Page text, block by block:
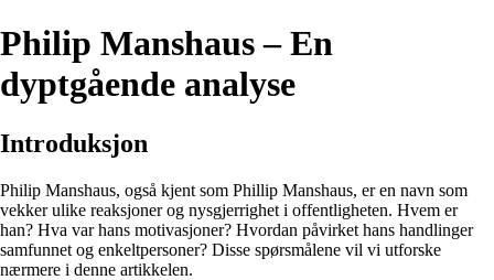
Philip Manshaus – En
dyptgående analyse
Introduksjon
Philip Manshaus, også kjent som Phillip Manshaus, er en navn som
vekker ulike reaksjoner og nysgjerrighet i offentligheten. Hvem er
han? Hva var hans motivasjoner? Hvordan påvirket hans handlinger
samfunnet og enkeltpersoner? Disse spørsmålene vil vi utforske
nærmere i denne artikkelen.